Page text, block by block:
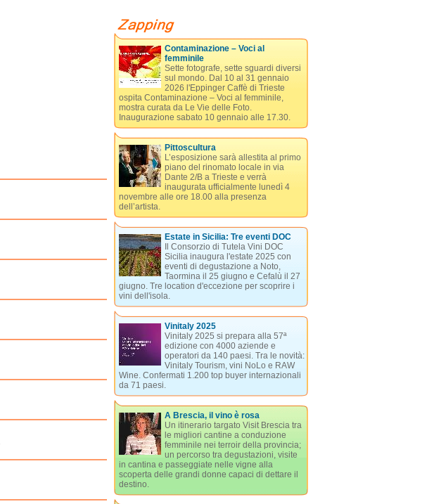
Contaminazione – Voci al
femminile
Sette fotografe, sette sguardi diversi
sul mondo. Dal 10 al 31 gennaio
2026 l'Eppinger Caffè di Trieste
ospita Contaminazione – Voci al femminile,
mostra curata da Le Vie delle Foto.
Inaugurazione sabato 10 gennaio alle 17.30.
Pittoscultura
L’esposizione sarà allestita al primo
piano del rinomato locale in via
Dante 2/B a Trieste e verrà
inaugurata ufficialmente lunedì 4
novembre alle ore 18.00 alla presenza
dell’artista.
Estate in Sicilia: Tre eventi DOC
Il Consorzio di Tutela Vini DOC
Sicilia inaugura l'estate 2025 con
eventi di degustazione a Noto,
Taormina il 25 giugno e Cefalù il 27
giugno. Tre location d'eccezione per scoprire i
vini dell'isola.
Vinitaly 2025
Vinitaly 2025 si prepara alla 57ª
edizione con 4000 aziende e
operatori da 140 paesi. Tra le novità:
Vinitaly Tourism, vini NoLo e RAW
Wine. Confermati 1.200 top buyer internazionali
da 71 paesi.
A Brescia, il vino è rosa
Un itinerario targato Visit Brescia tra
le migliori cantine a conduzione
femminile nei terroir della provincia;
un percorso tra degustazioni, visite
in cantina e passeggiate nelle vigne alla
scoperta delle grandi donne capaci di dettare il
destino.